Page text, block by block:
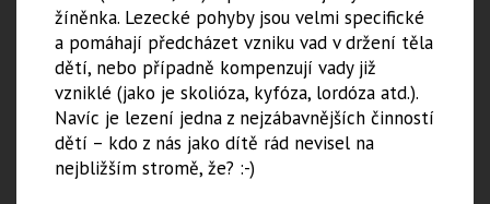
žíněnka. Lezecké pohyby jsou velmi specifické
a pomáhají předcházet vzniku vad v držení těla
dětí, nebo případně kompenzují vady již
vzniklé (jako je skolióza, kyfóza, lordóza atd.).
Navíc je lezení jedna z nejzábavnějších činností
dětí – kdo z nás jako dítě rád nevisel na
nejbližším stromě, že? :-)